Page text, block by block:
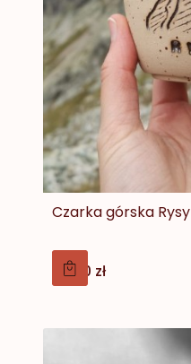
Czarka górska Rysy
Cena
79,00 zł